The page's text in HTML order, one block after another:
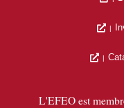
L'EFEO est